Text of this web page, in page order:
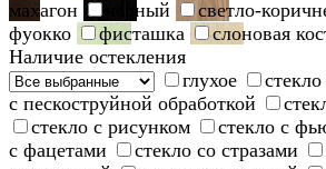
махагон
черный светло-
фуокко
фисташка слоновая
Наличие остекления
глухое
с пескоструйной обработкой
стекло с рисунком
стекло с
с фацетами
стекло со стразами